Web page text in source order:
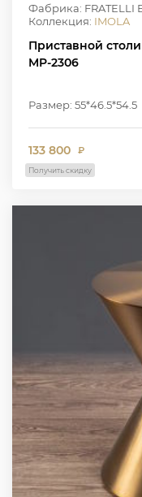
Фабрика: FRATELLI
Коллекция: IMOLA
Приставной
MP-2306
Размер: 55*46.5*54.5
133 800 ₽
Получить скидку